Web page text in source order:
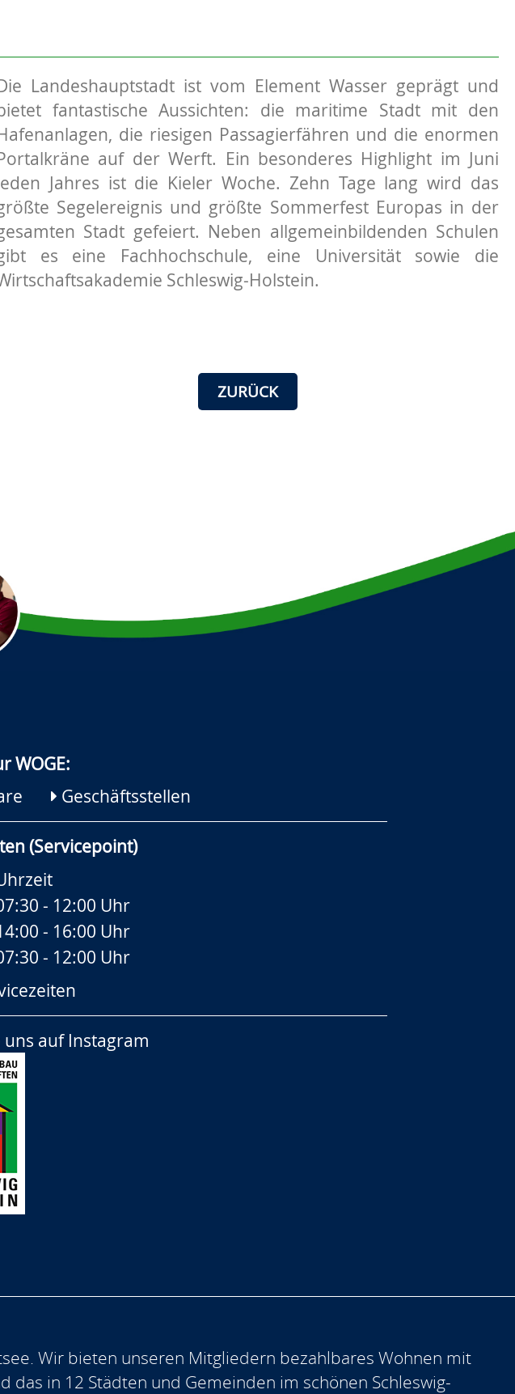
Landeshauptstadt ist vom Element Wasser geprägt und
fantastische Aussichten: die maritime Stadt mit den
die riesigen Passagierfähren und die enormen
auf der Werft. Ein besonderes Highlight im Juni
Jahres ist die Kieler Woche. Zehn Tage lang wird das
Segelereignis und größte Sommerfest Europas in der
Stadt gefeiert. Neben allgemeinbildenden Schulen
es eine Fachhochschule, eine Universität sowie die
Schleswig-Holstein.
ZURÜCK
WOGE:
Geschäftsstellen
(Servicepoint)
- 12:00 Uhr
- 16:00 Uhr
- 12:00 Uhr
uns auf Instagram
Wir bieten unseren Mitgliedern bezahlbares Wohnen mit
in 12 Städten und Gemeinden im schönen Schleswig-